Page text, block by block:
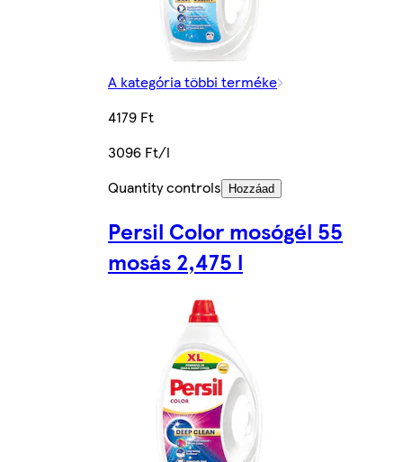
A kategória többi terméke
4179 Ft
3096 Ft/l
Quantity controls
Hozzáad
Persil Color mosógél 55
mosás 2,475 l